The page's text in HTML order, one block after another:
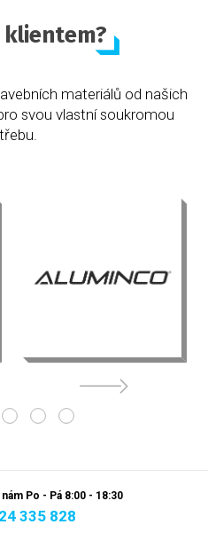
klientem?
materiálů od našich
svou vlastní soukromou
3 4 5
Po - Pá 8:00 - 18:30
335 828